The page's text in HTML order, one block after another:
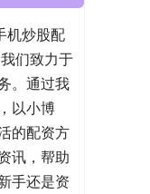
机炒股配
们致力于
。通过我
以小博
的配资方
讯，帮助
手还是资